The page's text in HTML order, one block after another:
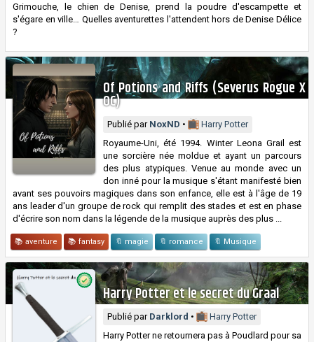
Grimouche, le chien de Denise, prend la poudre d'escampette et
s'égare en ville… Quelles aventurettes l'attendent hors de Denise Délice
?
Of Potions and Riffs (Severus Rogue X
OC)
Publié par NoxND •
Harry Potter
Royaume-Uni, été 1994. Winter Leona Grail est
une sorcière née moldue et ayant un parcours
des plus atypiques. Venue au monde avec un
don inné pour la musique s'étant manifesté bien
avant ses pouvoirs magiques dans son enfance, elle est à l'âge de 19
ans leader d'un groupe de rock qui remplit des stades et est en phase
d'écrire son nom dans la légende de la musique auprès des plus ...
📚 aventure 📚 fantasy 🔖 magie 🔖 romance 🔖 Musique
Harry Potter et le secret du Graal
Publié par Darklord •
Harry Potter
Harry Potter ne retournera pas à Poudlard pour sa